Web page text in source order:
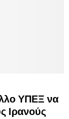
ΥΠΕΞ να
Ιρανούς